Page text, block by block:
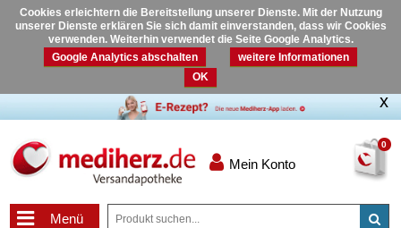
Cookies erleichtern die Bereitstellung unserer Dienste. Mit der Nutzung
unserer Dienste erklären Sie sich damit einverstanden, dass wir Cookies
verwenden. Weiterhin verwendet die Seite Google Analytics.
Google Analytics abschalten
weitere Informationen
OK
0
Mein Konto
Menü